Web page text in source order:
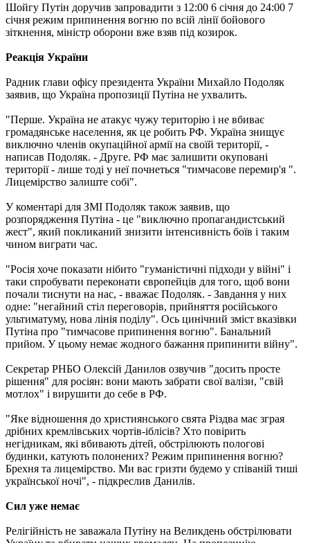
Шойгу Путін доручив запровадити з 12:00 6 січня до 24:00 7
січня режим припинення вогню по всій лінії бойового
зіткнення, міністр оборони вже взяв під козирок.
Реакція України
Радник глави офісу президента України Михайло Подоляк
заявив, що Україна пропозиції Путіна не ухвалить.
"Перше. Україна не атакує чужу територію і не вбиває
громадянське населення, як це робить РФ. Україна знищує
виключно членів окупаційної армії на своїй території, -
написав Подоляк. - Друге. РФ має залишити окуповані
території - лише тоді у неї почнеться "тимчасове перемир'я ".
Лицемірство залиште собі".
У коментарі для ЗМІ Подоляк також заявив, що
розпорядження Путіна - це "виключно пропагандистський
жест", який покликаний знизити інтенсивність боїв і таким
чином виграти час.
"Росія хоче показати нібито "гуманістичні підходи у війні" і
таки спробувати переконати європейців для того, щоб вони
почали тиснути на нас, - вважає Подоляк. - Завдання у них
одне: "негайний стіл переговорів, прийняття російського
ультиматуму, нова лінія поділу". Ось цинічний зміст вказівки
Путіна про "тимчасове припинення вогню". Банальний
прийом. У цьому немає жодного бажання припинити війну".
Секретар РНБО Олексій Данилов озвучив "досить просте
рішення" для росіян: вони мають забрати свої валізи, "свій
мотлох" і вирушити до себе в РФ.
"Яке відношення до християнського свята Різдва має зграя
дрібних кремлівських чортів-іблісів? Хто повірить
негідникам, які вбивають дітей, обстрілюють пологові
будинки, катують полонених? Режим припинення вогню?
Брехня та лицемірство. Ми вас гризти будемо у співаній тиші
української ночі", - підкреслив Данилів.
Сил уже немає
Релігійність не заважала Путіну на Великдень обстрілювати